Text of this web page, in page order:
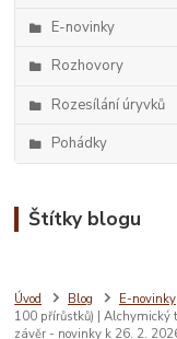
E-novinky
Rozhovory
Rozesílání úryvků
Pohádky
Štítky blogu
Úvod Blog E-novinky
100 přírůstků) | Alchymický
závěr - novinky k 26. 2.